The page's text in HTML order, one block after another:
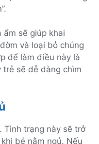
ẩm sẽ giúp khai
và loại bỏ chúng
để làm điều này là
sẽ dễ dàng chìm
Tình trạng này sẽ trở
bé nằm ngủ. Nếu